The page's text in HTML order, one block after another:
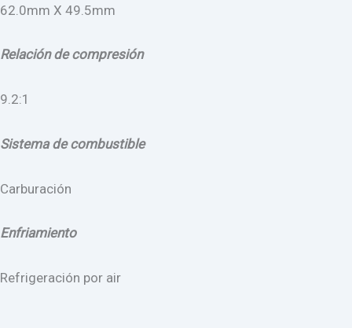
62.0mm X 49.5mm
Relación de compresión
9.2:1
Sistema de combustible
Carburación
Enfriamiento
Refrigeración por air